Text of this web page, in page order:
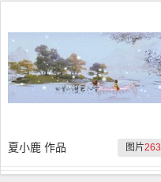
图片263
夏小鹿 作品